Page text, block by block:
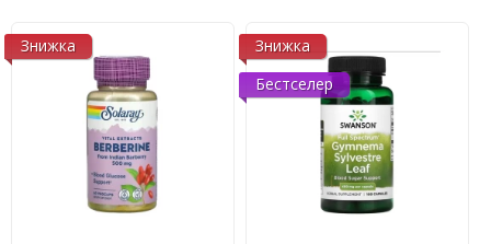
Знижка
Знижка
Бестселер